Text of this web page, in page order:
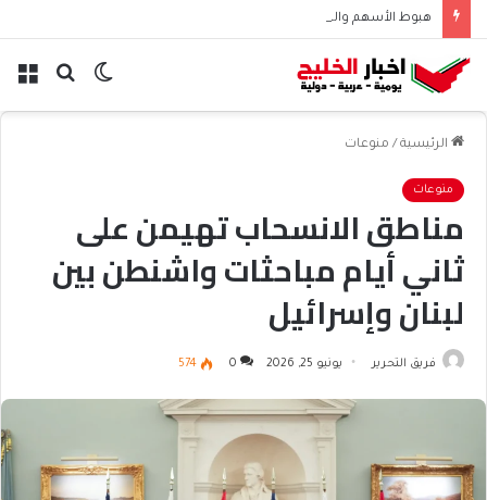
هبوط الأسهم والذهب وصعود النفط يعقّد مسار الفدرالي
بحث الوضع
الرئيسية / منوعات
منوعات
مناطق الانسحاب تهيمن على
ثاني أيام مباحثات واشنطن بين
لبنان وإسرائيل
فريق التحرير يونيو 25, 2026 0
574